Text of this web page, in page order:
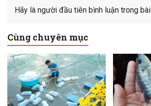
Hãy là người đầu tiên bình luận trong bài
Cùng chuyên mục